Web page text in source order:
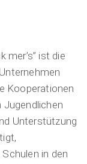
mer’s” ist die
Kooperationen
Unterstützung
in den